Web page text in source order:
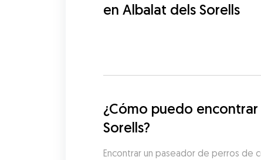
en Albalat dels Sorells
¿Cómo puedo
Sorells?
Encontrar un paseador de perros de